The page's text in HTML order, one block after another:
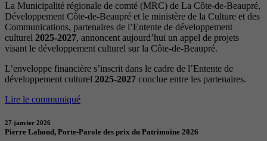
La Municipalité régionale de comté (MRC) de La Côte-de-Beaupré,
Développement Côte-de-Beaupré et le ministère de la Culture et des
Communications, partenaires de l’Entente de développement
culturel 2025-2027, annoncent aujourd’hui un appel de projets
visant le développement culturel sur la Côte-de-Beaupré.
L’enveloppe financière s’inscrit dans le cadre de l’Entente de
développement culturel 2025-2027 conclue entre les partenaires.
Lire le communiqué
27 janvier 2026
Pierre Lahoud, Porte-Parole des prix du Patrimoine 2026